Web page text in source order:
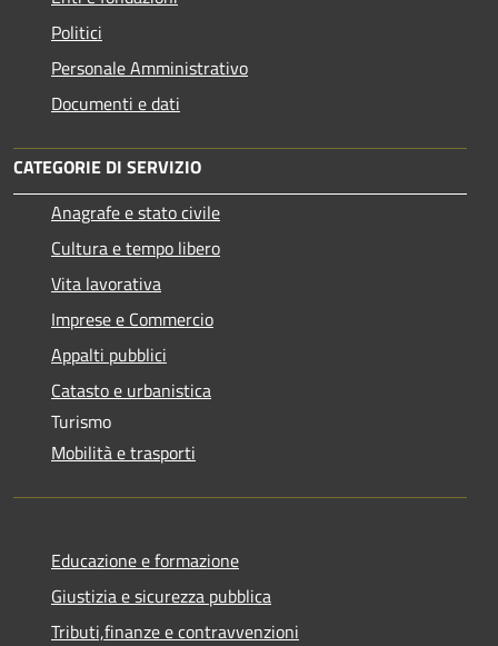
Politici
Personale Amministrativo
Documenti e dati
CATEGORIE DI SERVIZIO
Anagrafe e stato civile
Cultura e tempo libero
Vita lavorativa
Imprese e Commercio
Appalti pubblici
Catasto e urbanistica
Turismo
Mobilità e trasporti
Educazione e formazione
Giustizia e sicurezza pubblica
Tributi,finanze e contravvenzioni